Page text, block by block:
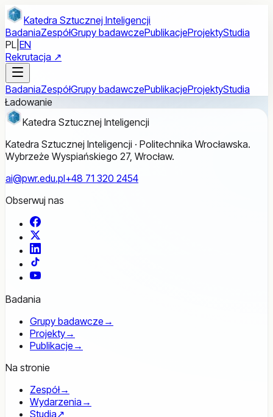
Przejdź do treści głównej
Katedra Sztucznej Inteligencji
BadaniaZespółGrupy badawczePublikacjeProjektyStudia
PL EN
Rekrutacja ↗
BadaniaZespółGrupy badawczePublikacjeProjektyStudia
Ładowanie
Katedra Sztucznej Inteligencji
Katedra Sztucznej Inteligencji · Politechnika Wrocławska.
Wybrzeże Wyspiańskiego 27, Wrocław.
ai@pwr.edu.pl+48 71 320 2454
Obserwuj nas
Facebook
YouTube
Badania
Grupy badawcze →
Projekty→
Publikacje →
Na stronie
Zespół→
Wydarzenia →
Studia↗